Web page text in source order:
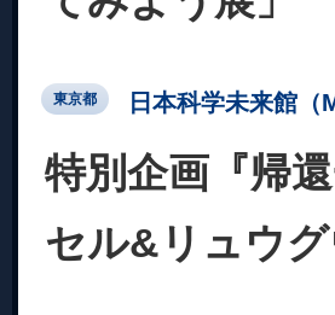
東京都 日本科学未来館（
特別企画『帰
セル&リュウ